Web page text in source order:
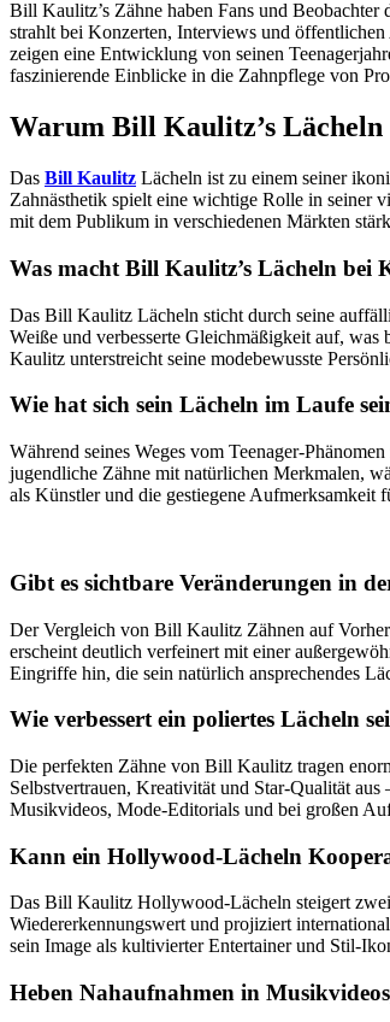
Bill Kaulitz’s Zähne haben Fans und
strahlt bei Konzerten, Interviews und
zeigen eine Entwicklung von seinen
faszinierende Einblicke in die Zahnpflege von
Warum Bill Kaulitz’s Lächeln
Das Bill Kaulitz Lächeln ist zu einem seiner
Zahnästhetik spielt eine wichtige Rolle in seiner
mit dem Publikum in verschiedenen Märkten
Was macht Bill Kaulitz’s Lächeln bei
Das Bill Kaulitz Lächeln sticht durch seine
Weiße und verbesserte Gleichmäßigkeit auf,
Kaulitz unterstreicht seine modebewusste
Wie hat sich sein Lächeln im Laufe
Während seines Weges vom Teenager-
jugendliche Zähne mit natürlichen Merkmalen,
als Künstler und die gestiegene Aufmerksamkeit
Gibt es sichtbare Veränderungen in
Der Vergleich von Bill Kaulitz Zähnen auf
erscheint deutlich verfeinert mit einer
Eingriffe hin, die sein natürlich ansprechendes
Wie verbessert ein poliertes Lächeln
Die perfekten Zähne von Bill Kaulitz tragen
Selbstvertrauen, Kreativität und Star-Qualität
Musikvideos, Mode-Editorials und bei großen
Kann ein Hollywood-Lächeln
Das Bill Kaulitz Hollywood-Lächeln steigert
Wiedererkennungswert und projiziert
sein Image als kultivierter Entertainer und Stil-
Heben Nahaufnahmen in